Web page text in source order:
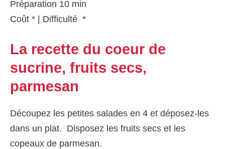
Préparation 10 min
Coût * | Difficulté *
La recette du coeur de
sucrine, fruits secs,
parmesan
Découpez les petites salades en 4 et déposez-les
dans un plat. Disposez les fruits secs et les
copeaux de parmesan.